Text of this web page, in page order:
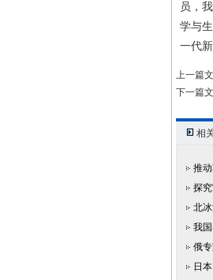
员，
学与
一代新
上一篇
下一篇
相
推
探
北
我
俄
日